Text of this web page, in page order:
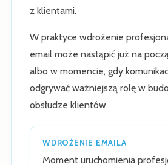
z klientami.
W praktyce wdrożenie
email może nastąpić już na
albo w momencie, gdy
odgrywać ważniejszą rolę w
obsłudze klientów.
WDROŻENIE EMAILA
Moment uruchomienia